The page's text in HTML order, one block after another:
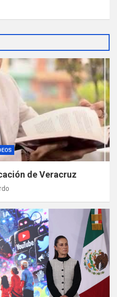
de Veracruz